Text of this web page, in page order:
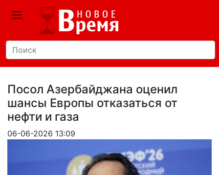
Посол Азербайджана оценил
шансы Европы отказаться от
нефти и газа
06-06-2026 13:09